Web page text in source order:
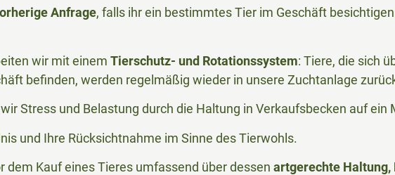
Anfrage, falls ihr ein bestimmtes Tier im Geschäft
wir mit einem Tierschutz- und Rotationssystem: Tiere, die sich
befinden, werden regelmäßig wieder in unsere Zuchtanlage
Stress und Belastung durch die Haltung in Verkaufsbecken auf ein
und Ihre Rücksichtnahme im Sinne des Tierwohls.
dem Kauf eines Tieres umfassend über dessen artgerechte Haltung,